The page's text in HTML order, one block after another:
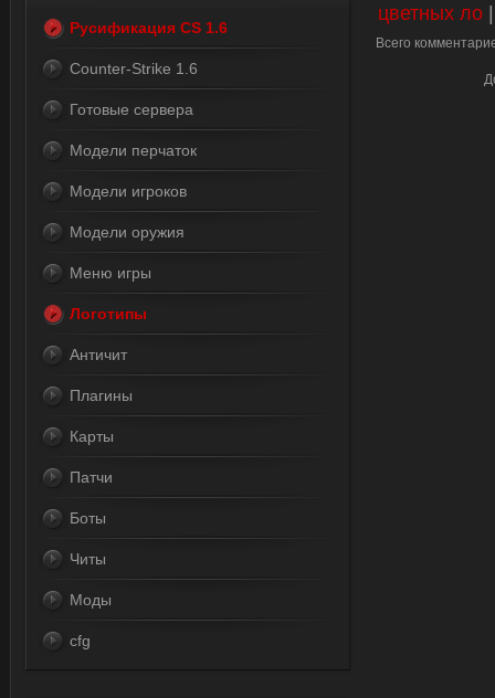
цветных ло
Всего
Русификация CS 1.6
Counter-Strike 1.6
Готовые сервера
Модели перчаток
Модели игроков
Модели оружия
Меню игры
Логотипы
Античит
Плагины
Карты
Патчи
Боты
Читы
Моды
cfg